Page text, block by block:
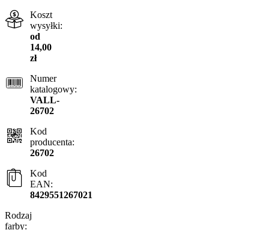
Koszt
wysyłki:
od
14,00
zł
Numer
katalogowy:
VALL-
26702
Kod
producenta:
26702
Kod
EAN:
8429551267021
Rodzaj
farby: